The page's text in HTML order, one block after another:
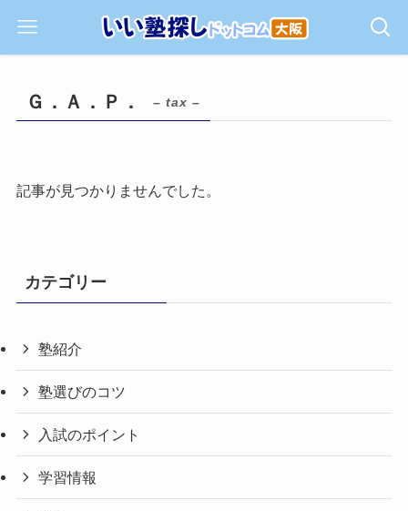
Ｇ．Ａ．Ｐ． – tax –
記事が見つかりませんでした。
カテゴリー
塾紹介
塾選びのコツ
入試のポイント
学習情報